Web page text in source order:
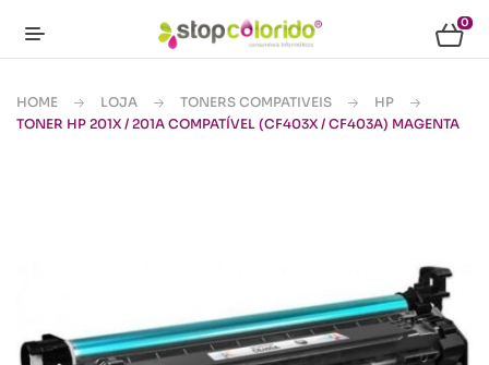
0
HOME LOJA TONERS COMPATIVEIS
HP
TONER HP 201X / 201A COMPATÍVEL (CF403X / CF403A) MAGENTA